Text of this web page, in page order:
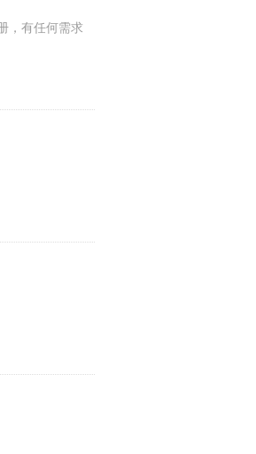
，有任何需求